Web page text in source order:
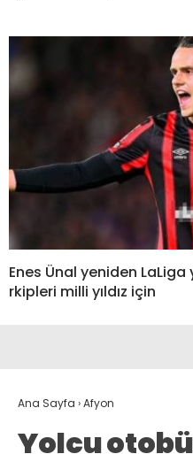
Enes Ünal yeniden
rkipleri milli yıldız için
Ana Sayfa ›Afyon
Yolcu